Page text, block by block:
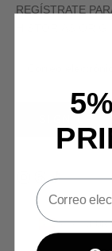
REGÍSTRATE
España (EUR